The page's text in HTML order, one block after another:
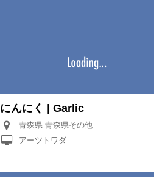
にんにく | Garlic
青森県 青森県その他
アーツトワダ